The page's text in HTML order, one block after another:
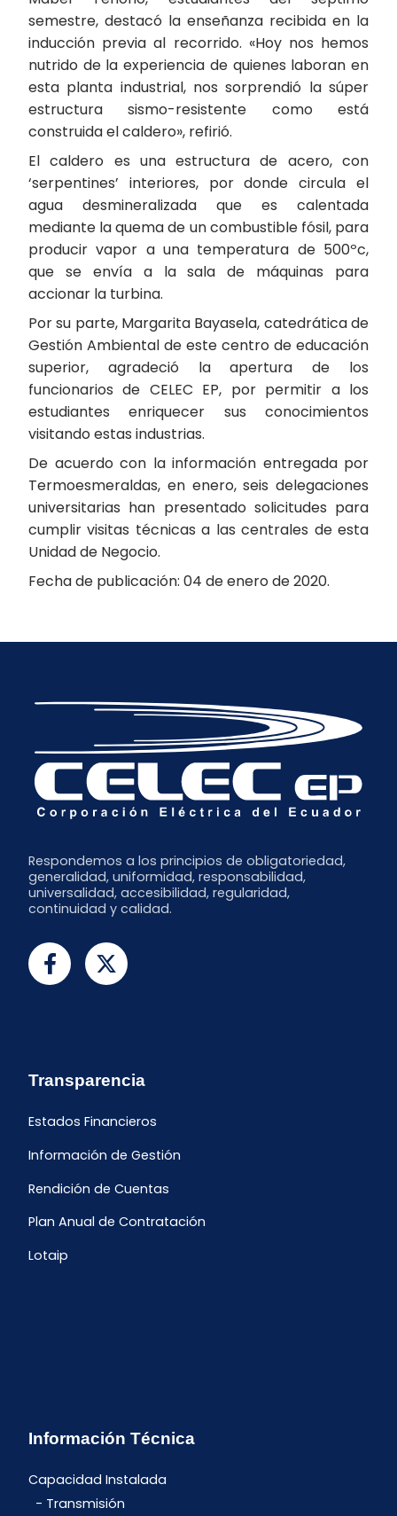
semestre, destacó la enseñanza recibida en la
inducción previa al recorrido. «Hoy nos hemos
nutrido de la experiencia de quienes laboran en
esta planta industrial, nos sorprendió la súper
estructura sismo-resistente como está
construida el caldero», refirió.
El caldero es una estructura de acero, con
‘serpentines’ interiores, por donde circula el
agua desmineralizada que es calentada
mediante la quema de un combustible fósil, para
producir vapor a una temperatura de 500ºc,
que se envía a la sala de máquinas para
accionar la turbina.
Por su parte, Margarita Bayasela, catedrática de
Gestión Ambiental de este centro de educación
superior, agradeció la apertura de los
funcionarios de CELEC EP, por permitir a los
estudiantes enriquecer sus conocimientos
visitando estas industrias.
De acuerdo con la información entregada por
Termoesmeraldas, en enero, seis delegaciones
universitarias han presentado solicitudes para
cumplir visitas técnicas a las centrales de esta
Unidad de Negocio.
Fecha de publicación: 04 de enero de 2020.
Respondemos a los principios de obligatoriedad,
generalidad, uniformidad, responsabilidad,
universalidad, accesibilidad, regularidad,
continuidad y calidad.
Transparencia
Estados Financieros
Información de Gestión
Rendición de Cuentas
Plan Anual de Contratación
Lotaip
Información Técnica
Capacidad Instalada
Transmisión